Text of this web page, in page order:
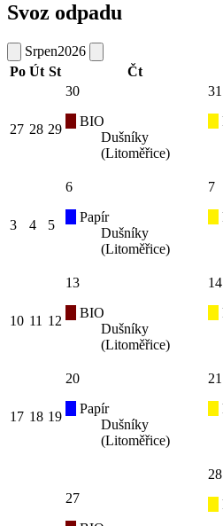
Svoz odpadu
Srpen2026
Po Út St Čt
27 28 29
30
BIO
Dušníky
(Litoměřice)
31
3 4 5
6
Papír
Dušníky
(Litoměřice)
7
10 11 12
13
BIO
Dušníky
(Litoměřice)
14
17 18 19
20
Papír
Dušníky
(Litoměřice)
21
27
28